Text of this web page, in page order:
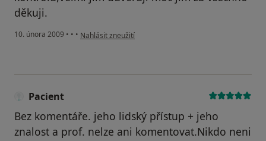
děkuji.
10. února 2009 • • • podle názoru uživatele Sedláček
Nahlásit zneužití
Pacient
Bez komentáře. jeho lidský přístup + jeho
znalost a prof. nelze ani komentovat.Nikdo neni